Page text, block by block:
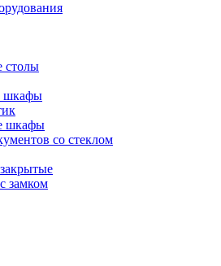
столы
шкафы
шкафы
со стеклом
замком